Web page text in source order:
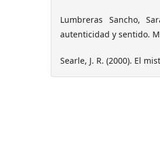
Lumbreras Sancho,
autenticidad y sentido.
Searle, J. R. (2000). El